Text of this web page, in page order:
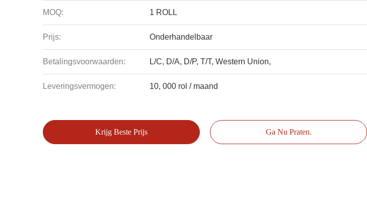
MOQ: 1 ROLL
Prijs: Onderhandelbaar
Betalingsvoorwaarden: L/C, D/A, D/P, T/T, Western Union,
Leveringsvermogen: 10, 000 rol / maand
Krijg Beste Prijs Ga Nu Praten.